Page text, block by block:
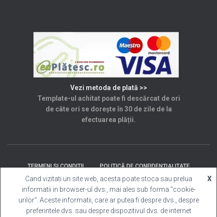
Vezi metoda de plată >>
Template-ul achitat poate fi descărcat de ori
de câte ori se dorește în 30 de zile de la
efectuarea plății.
TERMENI SI CONDITII POLITICĂ DE CONFIDENȚIALITATE
SOLUȚIONAREA LITIGIILOR ANPC CONTACT
Cand vizitati un site web, acesta poate stoca sau prelua
informatii in browser-ul dvs., mai ales sub forma "cookie-
urilor". Aceste informatii, care ar putea fi despre dvs., despre
preferintele dvs. sau despre dispozitivul dvs. de internet
X